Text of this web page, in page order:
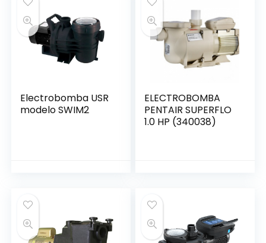
Electrobomba USR
modelo SWIM2
ELECTROBOMBA
PENTAIR SUPERFLO
1.0 HP (340038)